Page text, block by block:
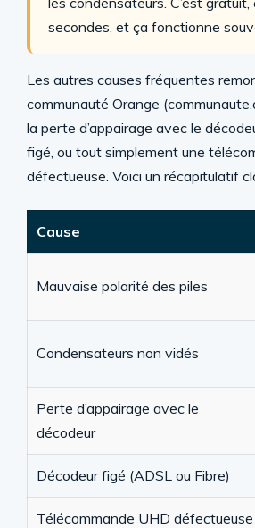
secondes, et ça fonctionne
Les autres causes fréquentes
communauté Orange
la perte d’appairage avec le
figé, ou tout simplement une
défectueuse. Voici un récapitulatif
Cause
Mauvaise polarité des piles
Condensateurs non vidés
Perte d’appairage avec le
décodeur
Décodeur figé (ADSL ou Fibre)
Télécommande UHD défectueuse